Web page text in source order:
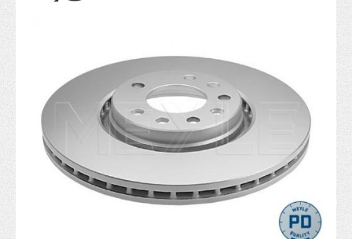
Sajla kvačila
Zupčanik pedale kvačila
POGON TOČKOVA
Manžetna